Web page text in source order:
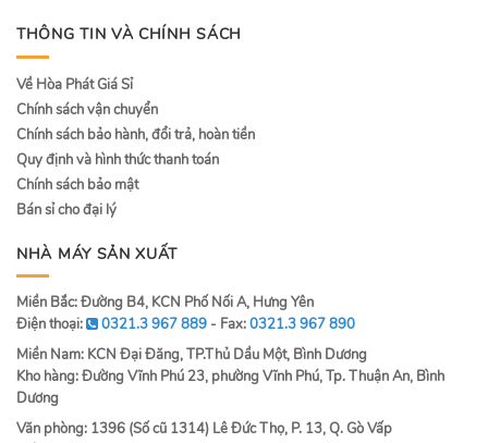
THÔNG TIN VÀ CHÍNH SÁCH
Về Hòa Phát Giá Sỉ
Chính sách vận chuyển
Chính sách bảo hành, đổi trả, hoàn tiền
Quy định và hình thức thanh toán
Chính sách bảo mật
Bán sỉ cho đại lý
NHÀ MÁY SẢN XUẤT
Miền Bắc: Đường B4, KCN Phố Nối A, Hưng Yên
Điện thoại:
0321.3 967 889 - Fax:0321.3 967 890
Miền Nam: KCN Đại Đăng, TP.Thủ Dầu Một, Bình Dương
Kho hàng: Đường Vĩnh Phú 23, phường Vĩnh Phú, Tp. Thuận An, Bình
Dương
Văn phòng: 1396 (Số cũ 1314) Lê Đức Thọ, P. 13, Q. Gò Vấp